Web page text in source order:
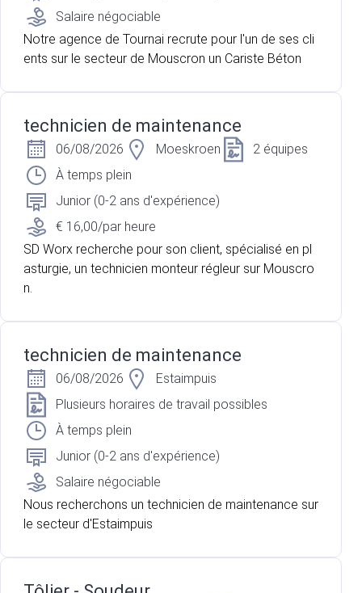
Salaire négociable
Notre agence de Tournai recrute pour l'un de ses cli
ents sur le secteur de Mouscron un Cariste Béton
technicien de maintenance
06/08/2026 Moeskroen
2 équipes
À temps plein
Junior (0-2 ans d'expérience)
€ 16,00/par heure
SD Worx recherche pour son client, spécialisé en pl
asturgie, un technicien monteur régleur sur Mouscro
n.
technicien de maintenance
06/08/2026
Estaimpuis
Plusieurs horaires de travail possibles
À temps plein
Junior (0-2 ans d'expérience)
Salaire négociable
Nous recherchons un technicien de maintenance sur
le secteur d'Estaimpuis